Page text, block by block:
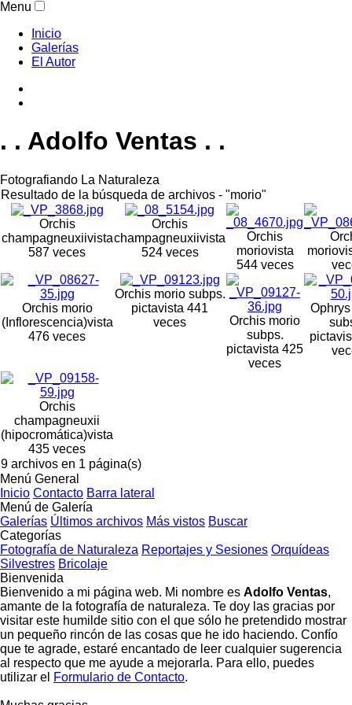
Menu
Inicio
Galerías
El Autor
. . Adolfo Ventas . .
Fotografiando La Naturaleza
Resultado de la búsqueda de archivos - "morio"
Orchis
champagneuxiivista
587 veces
Orchis
champagneuxiivista
524 veces
Orchis
moriovista
544 veces
morio
Orchis morio
(Inflorescencia)vista
476 veces
Orchis morio subps.
pictavista 441
veces
Orchis morio
subps.
pictavista 425
veces
picta
Orchis
champagneuxii
(hipocromática)vista
435 veces
9 archivos en 1 página(s)
Menú General
Inicio Contacto Barra lateral
Menú de Galería
Galerías Últimos archivos Más vistos Buscar
Categorías
Fotografía de Naturaleza Reportajes y Sesiones Orquídeas
Silvestres Bricolaje
Bienvenida
Bienvenido a mi página web. Mi nombre es Adolfo Ventas,
amante de la fotografía de naturaleza. Te doy las gracias por
visitar este humilde sitio con el que sólo he pretendido mostrar
un pequeño rincón de las cosas que he ido haciendo. Confío
que te agrade, estaré encantado de leer cualquier sugerencia
al respecto que me ayude a mejorarla. Para ello, puedes
utilizar el Formulario de Contacto.